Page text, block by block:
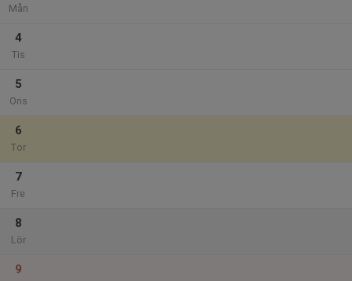
Mån
4
Tis
5
Ons
6
Tor
7
Fre
8
Lör
9